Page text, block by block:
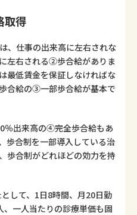
取得
、仕事の出来高に左右されな
左右される②歩合給がありま
最低賃金を保証しなければな
合給の③一部歩合給が基本で
％出来高の④完全歩合給もあ
歩合制を一部導入している治
歩合制がどれほどの効力を持
して、1日8時間、月20日勤
一人当たりの診療単価も固